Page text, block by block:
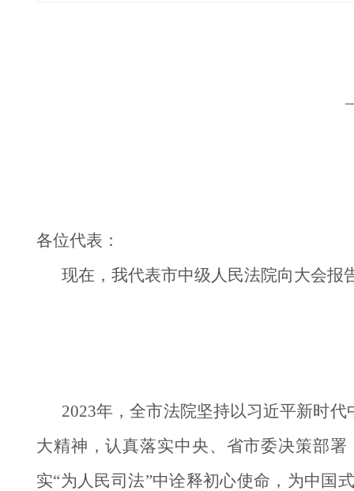
各位代表：
现在，我代表市中级人民法院向大会报
2023年，全市法院坚持以习近平新时
大精神，认真落实中央、省市委决策部
实“为人民司法”中诠释初心使命，为中国